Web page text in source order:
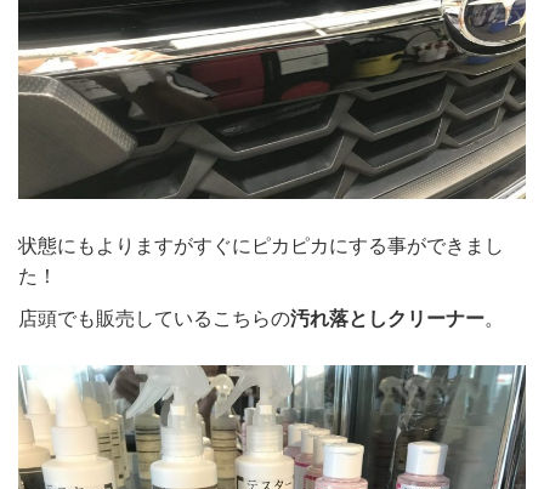
状態にもよりますがすぐにピカピカにする事ができまし
た！
店頭でも販売しているこちらの汚れ落としクリーナー